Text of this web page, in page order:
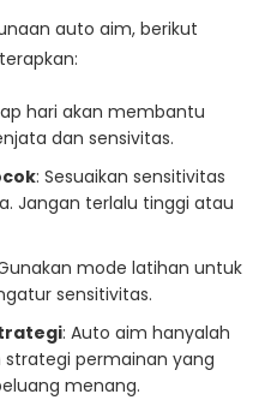
auto aim, berikut
hari akan membantu
dan sensivitas.
: Sesuaikan sensitivitas
Jangan terlalu tinggi atau
mode latihan untuk
sensitivitas.
: Auto aim hanyalah
strategi permainan yang
menang.